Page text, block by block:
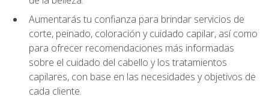
Aumentarás tu confianza para brindar servicios de
corte, peinado, coloración y cuidado capilar, así como
para ofrecer recomendaciones más informadas
sobre el cuidado del cabello y los tratamientos
capilares, con base en las necesidades y objetivos de
cada cliente.